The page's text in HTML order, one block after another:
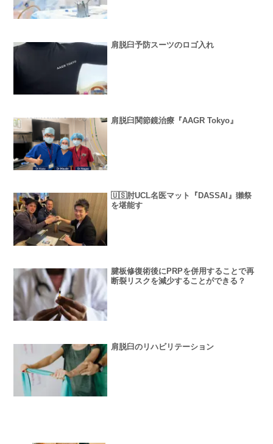
肩脱臼予防スーツのロゴ入れ
肩脱臼関節鏡治療『AAGR Tokyo』
🇺🇸肘UCL名医マット『DASSAI』獺祭
を堪能す
腱板修復術後にPRPを併用することで再
断裂リスクを減少することができる？
肩脱臼のリハビリテーション